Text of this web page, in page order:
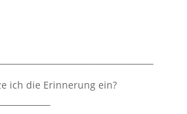
ich die Erinnerung ein?